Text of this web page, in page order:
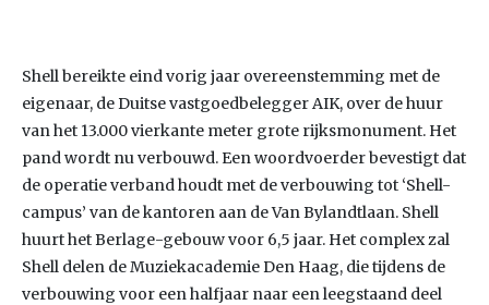
Shell bereikte eind vorig jaar overeenstemming met de
eigenaar, de Duitse vastgoedbelegger AIK, over de huur
van het 13.000 vierkante meter grote rijksmonument. Het
pand wordt nu verbouwd. Een woordvoerder bevestigt dat
de operatie verband houdt met de verbouwing tot ‘Shell-
campus’ van de kantoren aan de Van Bylandtlaan. Shell
huurt het Berlage-gebouw voor 6,5 jaar. Het complex zal
Shell delen de Muziekacademie Den Haag, die tijdens de
verbouwing voor een halfjaar naar een leegstaand deel